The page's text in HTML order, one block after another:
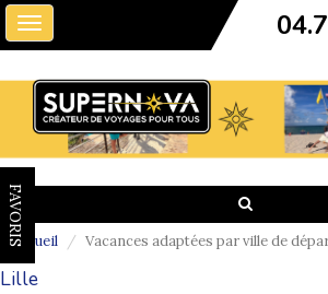
Toggle
navigation
FAVORIS
Accueil Vacances adaptées par ville de
Lille